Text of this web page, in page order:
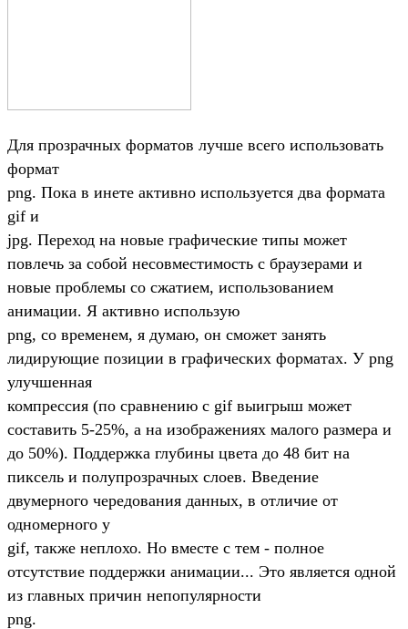
Для прозрачных форматов лучше всего использовать
формат
png. Пока в инете активно используется два формата
gif и
jpg. Переход на новые графические типы может
повлечь за собой несовместимость с браузерами и
новые проблемы со сжатием, использованием
анимации. Я активно использую
png, со временем, я думаю, он сможет занять
лидирующие позиции в графических форматах. У png
улучшенная
компрессия (по сравнению с gif выигрыш может
составить 5-25%, а на изображениях малого размера и
до 50%). Поддержка глубины цвета до 48 бит на
пиксель и полупрозрачных слоев. Введение
двумерного чередования данных, в отличие от
одномерного у
gif, также неплохо. Но вместе с тем - полное
отсутствие поддержки анимации... Это является одной
из главных причин непопулярности
png.